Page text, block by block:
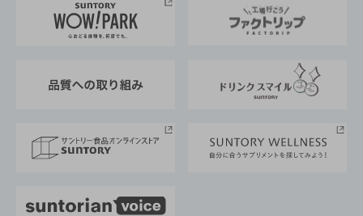
地域情報
サントリーサンバーズ大阪
サントリーが考えるサステナビリティ経営
企業概要
採用情報